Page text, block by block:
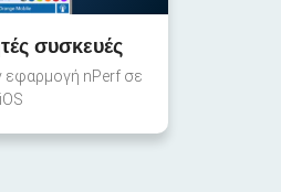
συσκευές
εφαρμογή nPerf σε